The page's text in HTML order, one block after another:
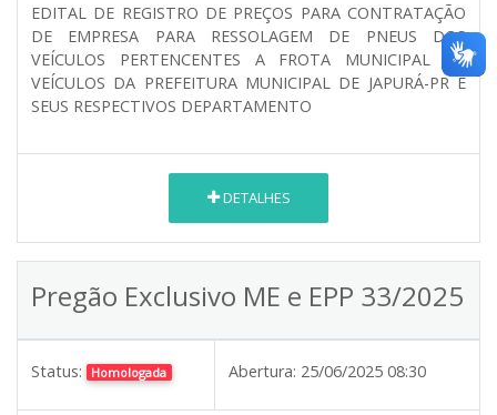
EDITAL DE REGISTRO DE PREÇOS PARA CONTRATAÇÃO
DE EMPRESA PARA RESSOLAGEM DE PNEUS DOS
VEÍCULOS PERTENCENTES A FROTA MUNICIPAL DE
VEÍCULOS DA PREFEITURA MUNICIPAL DE JAPURÁ-PR E
SEUS RESPECTIVOS DEPARTAMENTO
DETALHES
Pregão Exclusivo ME e EPP 33/2025
Status: Homologada Abertura: 25/06/2025 08:30